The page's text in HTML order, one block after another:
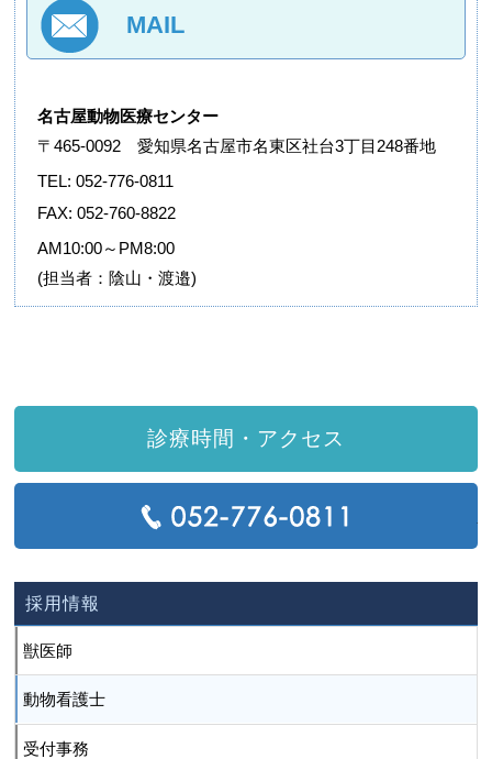
MAIL
名古屋動物医療センター
〒465-0092 愛知県名古屋市名東区社台3丁目248番地
TEL: 052-776-0811
FAX: 052-760-8822
AM10:00～PM8:00
(担当者：陰山・渡邉)
診療時間・アクセス
採用情報
獣医師
動物看護士
受付事務